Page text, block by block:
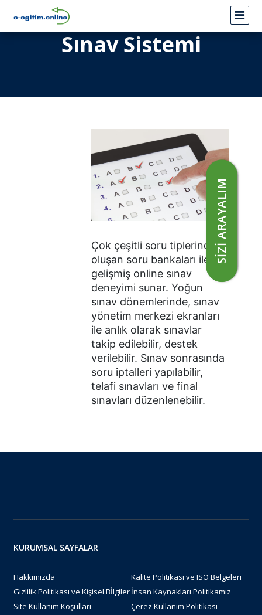
SİZİ ARAYALIM
Sınav Sistemi
Çok çeşitli soru tiplerinden
oluşan soru bankaları ile
gelişmiş online sınav
deneyimi sunar. Yoğun
sınav dönemlerinde, sınav
yönetim merkezi ekranları
ile anlık olarak sınavlar
takip edilebilir, destek
verilebilir. Sınav sonrasında
soru iptalleri yapılabilir,
telafi sınavları ve final
sınavları düzenlenebilir.
KURUMSAL SAYFALAR
Hakkımızda
Kalite Politikası ve ISO Belgeleri
Gizlilik Politikası ve Kişisel Bİlgilerİnsan Kaynakları Politikamız
Site Kullanım Koşulları
Çerez Kullanım Politikası